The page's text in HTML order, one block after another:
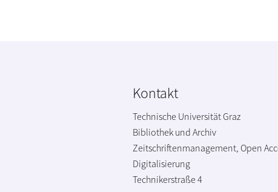
Kontakt
Technische Universität Graz
Bibliothek und Archiv
Zeitschriftenmanagement, Open
Digitalisierung
Technikerstraße 4